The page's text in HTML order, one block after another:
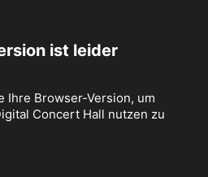
ist leider
Ihre Browser-Version, um
Concert Hall nutzen zu